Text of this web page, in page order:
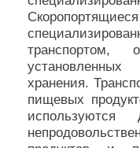
транспортом,
хранения.
пищевых